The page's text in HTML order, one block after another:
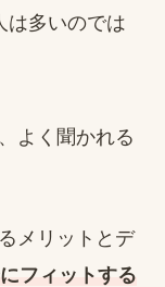
は多いのでは
よく聞かれる
メリットとデ
フィットする